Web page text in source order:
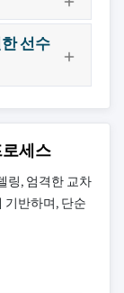
선수
세스
링, 엄격한 교차
기반하며, 단순